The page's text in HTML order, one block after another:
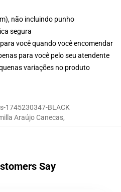
não incluindo punho
segura
você quando você encomendar
para você pelo seu atendente
variações no produto
1745230347-BLACK
Araújo Canecas,
Say